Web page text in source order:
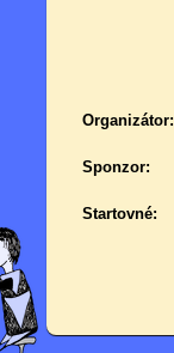
Organizátor:
Sponzor:
Startovné: